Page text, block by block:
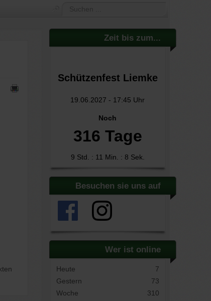
Zeit bis zum...
Schützenfest Liemke
19.06.2027 - 17:45 Uhr
Noch
316 Tage
9 Std. : 11 Min. : 8 Sek.
Besuchen sie uns auf
Wer ist online
Heute
7
Gestern
73
Woche
310